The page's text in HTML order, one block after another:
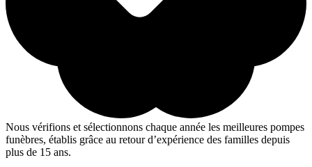
Nous vérifions et sélectionnons chaque année les meilleures pompes
funèbres, établis grâce au retour d’expérience des familles depuis
plus de 15 ans.